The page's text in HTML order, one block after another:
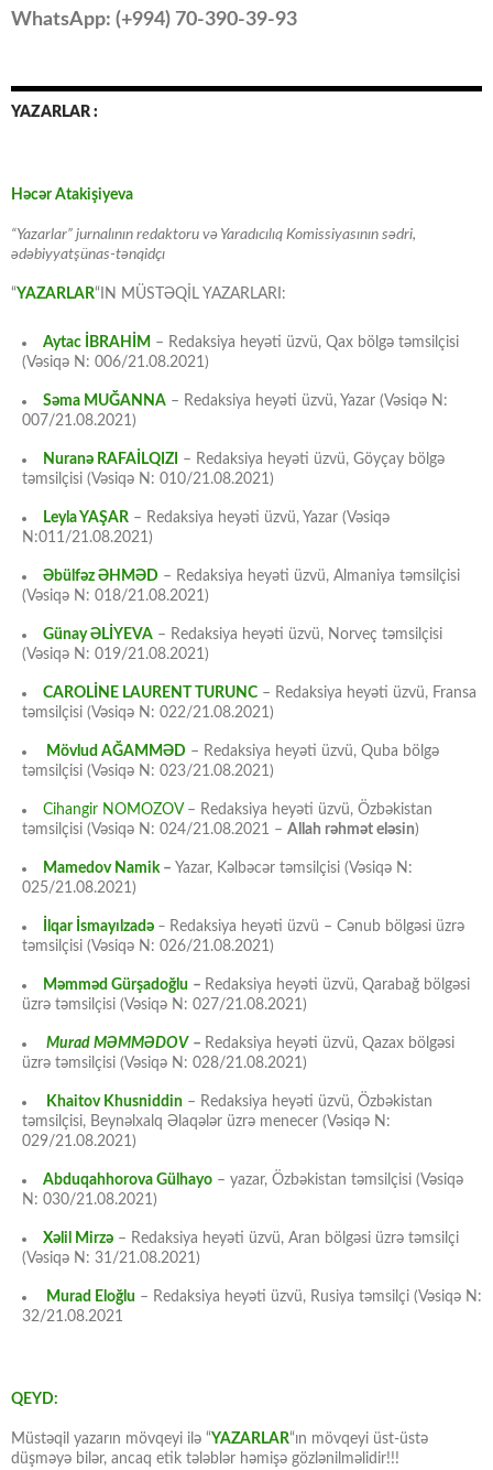
WhatsApp: (+994) 70-390-39-93
YAZARLAR :
Həcər Atakişiyeva
“Yazarlar” jurnalının redaktoru və Yaradıcılıq Komissiyasının sədri,
ədəbiyyatşünas-tənqidçı
“YAZARLAR“IN MÜSTƏQİL YAZARLARI:
Aytac İBRAHİM – Redaksiya heyəti üzvü, Qax bölgə təmsilçisi
(Vəsiqə N: 006/21.08.2021)
Səma MUĞANNA – Redaksiya heyəti üzvü, Yazar (Vəsiqə N:
007/21.08.2021)
Nuranə RAFAİLQIZI
– Redaksiya heyəti üzvü, Göyçay bölgə
təmsilçisi (Vəsiqə N: 010/21.08.2021)
Leyla YAŞAR – Redaksiya heyəti üzvü, Yazar (Vəsiqə
N:011/21.08.2021)
Əbülfəz ƏHMƏD – Redaksiya heyəti üzvü, Almaniya təmsilçisi
(Vəsiqə N: 018/21.08.2021)
Günay ƏLİYEVA – Redaksiya heyəti üzvü, Norveç təmsilçisi
(Vəsiqə N: 019/21.08.2021)
CAROLİNE LAURENT TURUNC – Redaksiya heyəti üzvü, Fransa
təmsilçisi (Vəsiqə N: 022/21.08.2021)
Mövlud AĞAMMƏD – Redaksiya heyəti üzvü, Quba bölgə
təmsilçisi (Vəsiqə N: 023/21.08.2021)
Cihangir NOMOZOV– Redaksiya heyəti üzvü, Özbəkistan
təmsilçisi (Vəsiqə N: 024/21.08.2021 – Allah rəhmət eləsin)
Mamedov Namik– Yazar, Kəlbəcər təmsilçisi (Vəsiqə N:
025/21.08.2021)
İlqar İsmayılzadə – Redaksiya heyəti üzvü – Cənub bölgəsi üzrə
təmsilçisi (Vəsiqə N: 026/21.08.2021)
Məmməd Gürşadoğlu – Redaksiya heyəti üzvü, Qarabağ bölgəsi
üzrə təmsilçisi (Vəsiqə N: 027/21.08.2021)
Murad MƏMMƏDOV – Redaksiya heyəti üzvü, Qazax bölgəsi
üzrə təmsilçisi (Vəsiqə N: 028/21.08.2021)
Khaitov Khusniddin – Redaksiya heyəti üzvü, Özbəkistan
təmsilçisi, Beynəlxalq Əlaqələr üzrə menecer (Vəsiqə N:
029/21.08.2021)
Abduqahhorova Gülhayo – yazar, Özbəkistan təmsilçisi (Vəsiqə
N: 030/21.08.2021)
Xəlil Mirzə – Redaksiya heyəti üzvü, Aran bölgəsi üzrə təmsilçi
(Vəsiqə N: 31/21.08.2021)
Murad Eloğlu – Redaksiya heyəti üzvü, Rusiya təmsilçi (Vəsiqə N:
32/21.08.2021
QEYD:
Müstəqil yazarın mövqeyi ilə “YAZARLAR“ın mövqeyi üst-üstə
düşməyə bilər, ancaq etik tələblər həmişə gözlənilməlidir!!!